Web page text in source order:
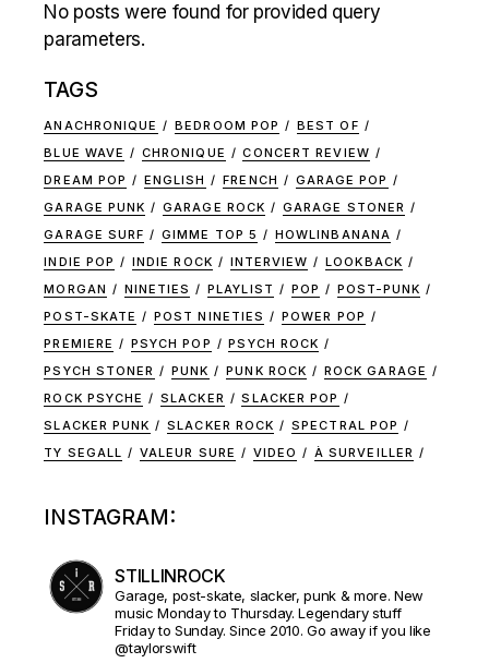
No posts were found for provided query
parameters.
TAGS
ANACHRONIQUE BEDROOM POP
BEST OF
BLUE WAVE
CHRONIQUE
CONCERT REVIEW
DREAM POP
ENGLISH FRENCH
GARAGE POP
GARAGE PUNK
GARAGE ROCK
GARAGE STONER
GARAGE SURF
GIMME TOP 5
HOWLINBANANA
INDIE POP
INDIE ROCK INTERVIEW
LOOKBACK
MORGAN
NINETIES PLAYLIST POP
POST-PUNK
POST-SKATE
POST NINETIES
POWER POP
PREMIERE
PSYCH POP
PSYCH ROCK
PSYCH STONER
PUNK PUNK ROCK
ROCK GARAGE
ROCK PSYCHE
SLACKER
SLACKER POP
SLACKER PUNK
SLACKER ROCK
SPECTRAL POP
TY SEGALL
VALEUR SURE VIDEO À SURVEILLER
INSTAGRAM:
STILLINROCK
Garage, post-skate, slacker, punk & more. New
music Monday to Thursday. Legendary stuff
Friday to Sunday. Since 2010. Go away if you like
@taylorswift